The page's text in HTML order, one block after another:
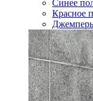
Синее
Красное